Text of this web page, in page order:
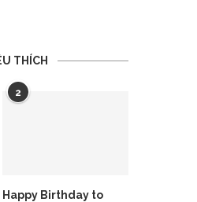
THÍCH
2
Happy Birthday to